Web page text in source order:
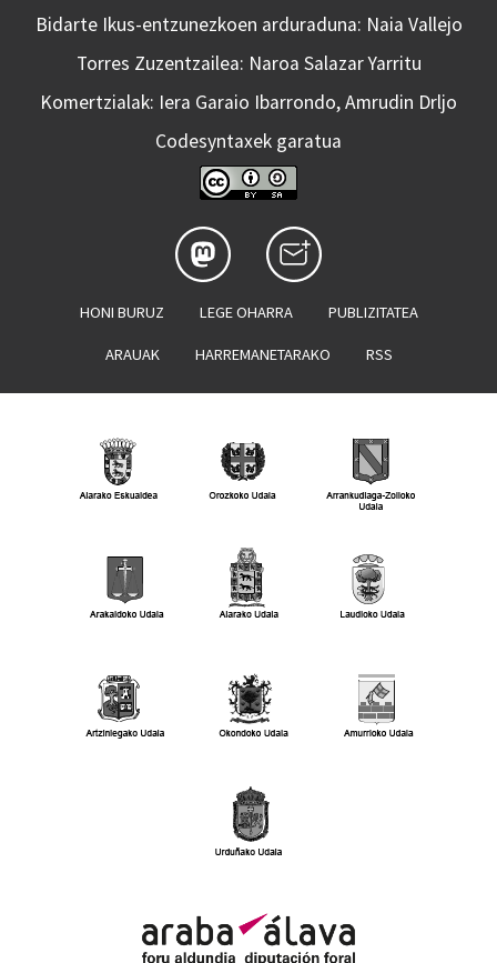
Bidarte Ikus-entzunezkoen arduraduna: Naia Vallejo
Torres Zuzentzailea: Naroa Salazar Yarritu
Komertzialak: Iera Garaio Ibarrondo, Amrudin Drljo
Codesyntaxek garatua
HONI BURUZ LEGE OHARRA PUBLIZITATEA
ARAUAK HARREMANETARAKO RSS